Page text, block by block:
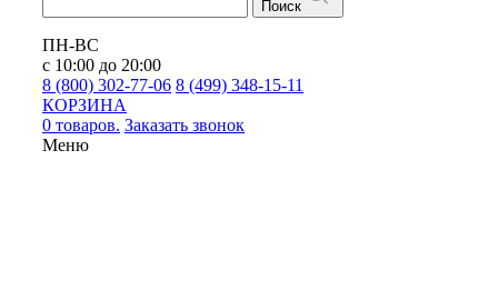
Поиск
ПН-ВС
с 10:00 до 20:00
8 (800) 302-77-06 8 (499) 348-15-11
КОРЗИНА
0 товаров. Заказать звонок
Меню